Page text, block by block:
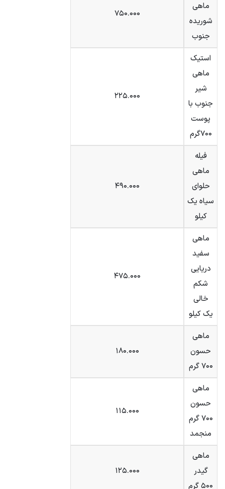
ماهی
شوریده
جنوب
۷۵۰.۰۰۰
استیک
ماهی
شیر
جنوب با
پوست
۷۰۰گرم
۲۲۵.۰۰۰
فیله
ماهی
حلوای
سیاه یک
کیلو
۴۹۰.۰۰۰
ماهی
سفید
دریایی
شکم
خالی
یک کیلو
۴۷۵.۰۰۰
ماهی
حسون
۷۰۰ گرم
۱۸۰.۰۰۰
ماهی
حسون
۷۰۰ گرم
منجمد
۱۱۵.۰۰۰
ماهی
گیدر
۵۰۰ گرم
۱۲۵.۰۰۰